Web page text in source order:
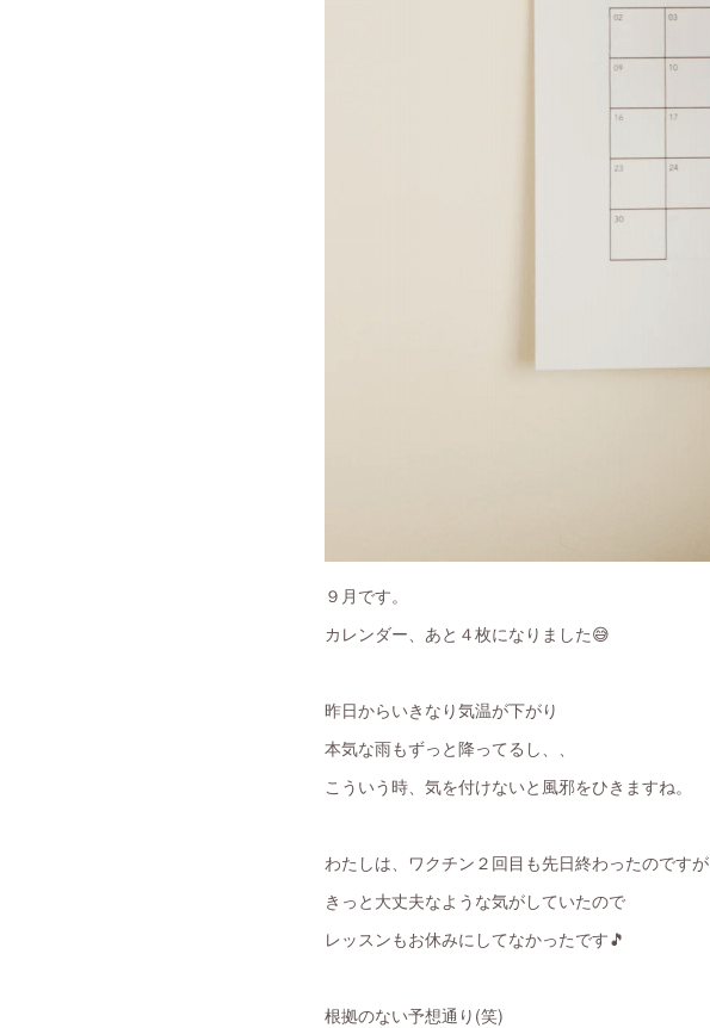
９月です。
カレンダー、あと４枚になりました😅
昨日からいきなり気温が下がり
本気な雨もずっと降ってるし、、
こういう時、気を付けないと風邪をひきますね。
わたしは、ワクチン２回目も先日終わったのですが
きっと大丈夫なような気がしていたので
レッスンもお休みにしてなかったです🎵
根拠のない予想通り(笑)